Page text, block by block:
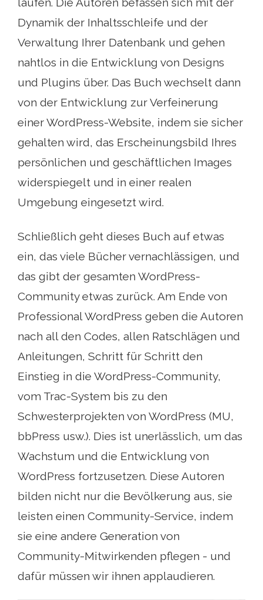
Dynamik der Inhaltsschleife und der
Verwaltung Ihrer Datenbank und gehen
nahtlos in die Entwicklung von Designs
und Plugins über. Das Buch wechselt dann
von der Entwicklung zur Verfeinerung
einer WordPress-Website, indem sie sicher
gehalten wird, das Erscheinungsbild Ihres
persönlichen und geschäftlichen Images
widerspiegelt und in einer realen
Umgebung eingesetzt wird.
Schließlich geht dieses Buch auf etwas
ein, das viele Bücher vernachlässigen, und
das gibt der gesamten WordPress-
Community etwas zurück. Am Ende von
Professional WordPress geben die Autoren
nach all den Codes, allen Ratschlägen und
Anleitungen, Schritt für Schritt den
Einstieg in die WordPress-Community,
vom Trac-System bis zu den
Schwesterprojekten von WordPress (MU,
bbPress usw.). Dies ist unerlässlich, um das
Wachstum und die Entwicklung von
WordPress fortzusetzen. Diese Autoren
bilden nicht nur die Bevölkerung aus, sie
leisten einen Community-Service, indem
sie eine andere Generation von
Community-Mitwirkenden pflegen - und
dafür müssen wir ihnen applaudieren.